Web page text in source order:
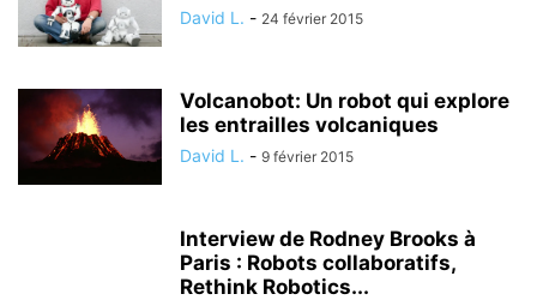
David L. - 24 février 2015
Volcanobot: Un robot qui explore
les entrailles volcaniques
David L. - 9 février 2015
Interview de Rodney Brooks à
Paris : Robots collaboratifs,
Rethink Robotics...